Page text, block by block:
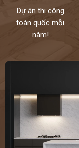
Dự án thi công
toàn quốc mỗi
năm!